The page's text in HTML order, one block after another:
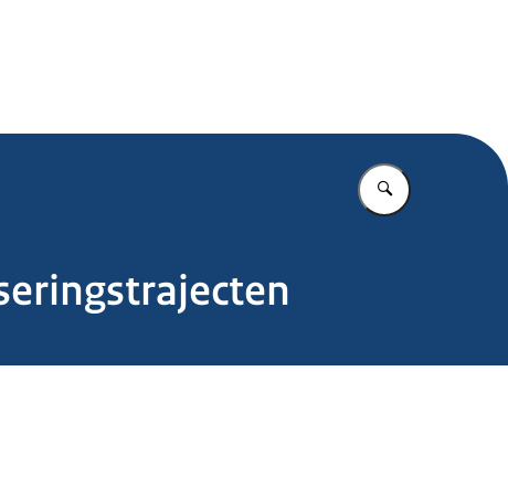
Vul in wat u